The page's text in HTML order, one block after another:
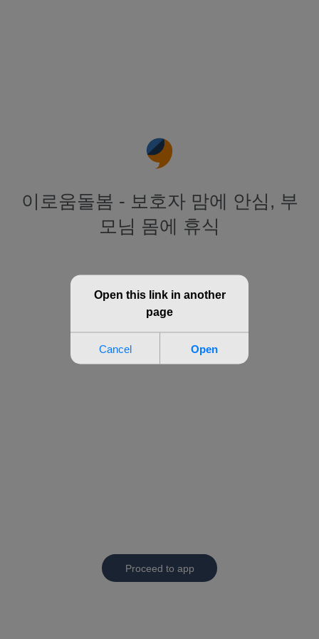
이로움돌봄 - 보호자 맘에 안심, 부
모님 몸에 휴식
Proceed to app